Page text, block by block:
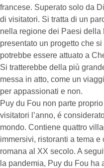
francese. Superato solo da
di visitatori. Si tratta di un
nella regione dei Paesi della
presentato un progetto che
potrebbe essere attuato a
Si tratterebbe della più
messa in atto, come un
per appassionati e non.
Puy du Fou non parte
visitatori l’anno, é
mondo. Contiene quattro
immersivi, ristoranti a tema e
romana al XX secolo. A
la pandemia, Puy du Fou ha